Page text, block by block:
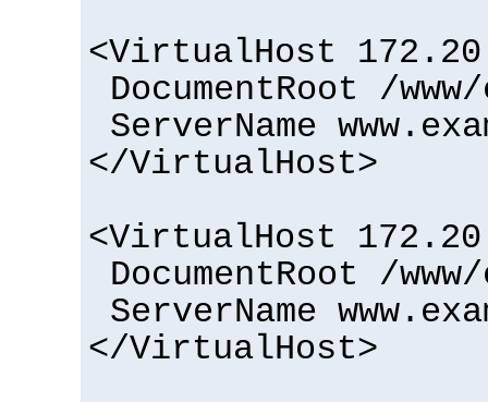
<VirtualHost
DocumentRoot /
ServerName
</VirtualHost>
<VirtualHost
DocumentRoot /
ServerName
</VirtualHost>